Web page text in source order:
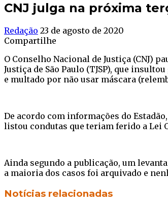
CNJ julga na próxima
Redação 23 de agosto de 2020
Compartilhe
O Conselho Nacional de Justiça (CNJ)
Justiça de São Paulo (TJSP), que
e multado por não usar máscara
De acordo com informações do
listou condutas que teriam ferido a Lei
Ainda segundo a publicação, um
a maioria dos casos foi arquivado e
Facebook
Twitter
WhatsApp
Telegram
Notícias relacionadas